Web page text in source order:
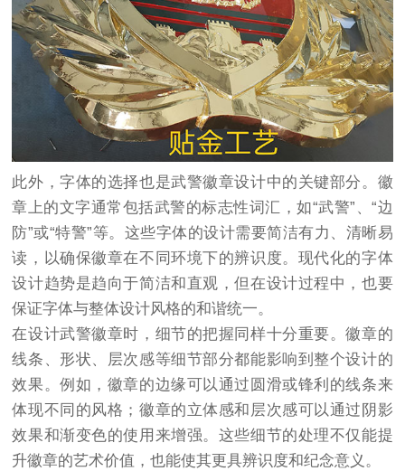
此外，字体的选择也是武警徽章设计中的关键部分。徽
章上的文字通常包括武警的标志性词汇，如“武警”、“边
防”或“特警”等。这些字体的设计需要简洁有力、清晰易
读，以确保徽章在不同环境下的辨识度。现代化的字体
设计趋势是趋向于简洁和直观，但在设计过程中，也要
保证字体与整体设计风格的和谐统一。
在设计武警徽章时，细节的把握同样十分重要。徽章的
线条、形状、层次感等细节部分都能影响到整个设计的
效果。例如，徽章的边缘可以通过圆滑或锋利的线条来
体现不同的风格；徽章的立体感和层次感可以通过阴影
效果和渐变色的使用来增强。这些细节的处理不仅能提
升徽章的艺术价值，也能使其更具辨识度和纪念意义。